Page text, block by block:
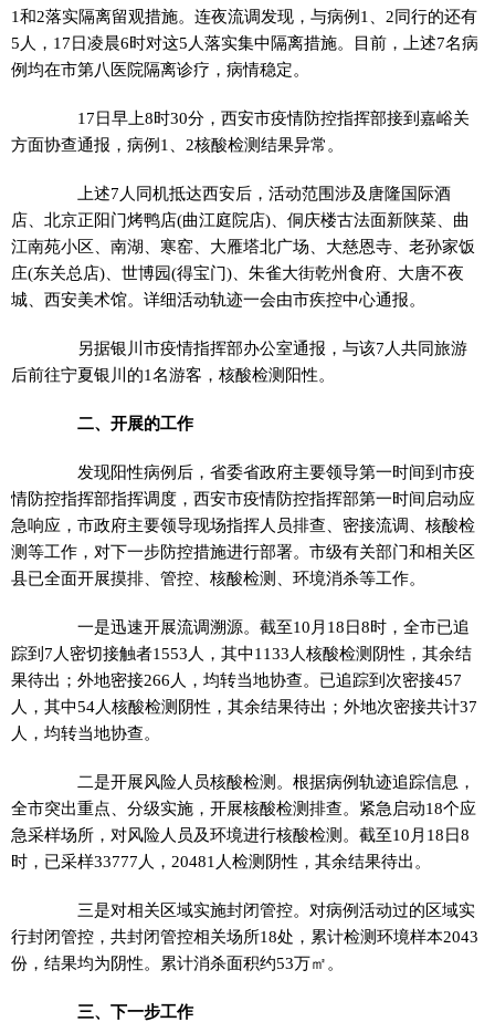
1和2落实隔离留观措施。连夜流调发现，与病例1、2同行的还有
5人，17日凌晨6时对这5人落实集中隔离措施。目前，上述7名病
例均在市第八医院隔离诊疗，病情稳定。
17日早上8时30分，西安市疫情防控指挥部接到嘉峪关
方面协查通报，病例1、2核酸检测结果异常。
上述7人同机抵达西安后，活动范围涉及唐隆国际酒
店、北京正阳门烤鸭店(曲江庭院店)、侗庆楼古法面新陕菜、曲
江南苑小区、南湖、寒窑、大雁塔北广场、大慈恩寺、老孙家饭
庄(东关总店)、世博园(得宝门)、朱雀大街乾州食府、大唐不夜
城、西安美术馆。详细活动轨迹一会由市疾控中心通报。
另据银川市疫情指挥部办公室通报，与该7人共同旅游
后前往宁夏银川的1名游客，核酸检测阳性。
二、开展的工作
发现阳性病例后，省委省政府主要领导第一时间到市疫
情防控指挥部指挥调度，西安市疫情防控指挥部第一时间启动应
急响应，市政府主要领导现场指挥人员排查、密接流调、核酸检
测等工作，对下一步防控措施进行部署。市级有关部门和相关区
县已全面开展摸排、管控、核酸检测、环境消杀等工作。
一是迅速开展流调溯源。截至10月18日8时，全市已追
踪到7人密切接触者1553人，其中1133人核酸检测阴性，其余结
果待出；外地密接266人，均转当地协查。已追踪到次密接457
人，其中54人核酸检测阴性，其余结果待出；外地次密接共计37
人，均转当地协查。
二是开展风险人员核酸检测。根据病例轨迹追踪信息，
全市突出重点、分级实施，开展核酸检测排查。紧急启动18个应
急采样场所，对风险人员及环境进行核酸检测。截至10月18日8
时，已采样33777人，20481人检测阴性，其余结果待出。
三是对相关区域实施封闭管控。对病例活动过的区域实
行封闭管控，共封闭管控相关场所18处，累计检测环境样本2043
份，结果均为阴性。累计消杀面积约53万㎡。
三、下一步工作